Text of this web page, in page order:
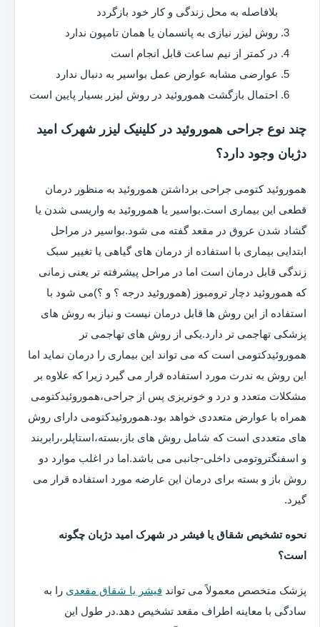
بلافاصله به محل زندگی و کار خود بازگردد
روش لیزر نیازی به پانسمان یا همان تامپون ندارد
در کمتر از نیم ساعت قابل انجام است
عوارضی مشابه عوارض عمل بواسیر به دنبال ندارد
احتمال بازگشت هموروئید در روش لیزر بسیار پایین است
چند نوع جراحی هموروئید در کلینیک لیزر شهرک امید
دژبان وجود دارد؟
هموروئید کتومی جراحی برداشتن هموروئید به منظور درمان
قطعی این بیماری است.بواسیر یا هموروئید به واریسی شدن یا
گشاد شدن عروق در مقعد گفته می شود.بواسیر در مراحل
ابتدایی بیماری با استفاده از درمان های گیاهی یا تغییر سبک
زندگی قابل درمان است اما در مراحل پیشرفته تر یعنی زمانی
که هموروئید دچار ترومبوز (هموروئید درجه ؟ و ؟)می شود با
استفاده از این روش ها قابل درمان نیست و نیاز به روش های
پزشکی تهاجمی تر دارد.یکی از روش های تهاجمی تر
هموروئیدکتومی است که می تواند این بیماری را درمان نماید اما
این روش به ندرت مورد استفاده قرار می گیرد زیرا که علاوه بر
مشکلات متعدد و درد و خونریزی پس از جراحی،هموروئیدکتومی
همراه با عوارض متعددی خواهد بود.هموروئیدکتومی دارای روش
های متعددی است که شامل روش های باز،بسته،استاپلر،رابربند
و اسفنگتروتومی داخلی-جانبی می باشد.اما در اغلب موارد دو
روش باز و بسته برای درمان این عارضه مورد استفاده قرار می
گیرد.
نحوه تشخیص شقاق یا فیشر در شهرک امید دژبان چگونه
است؟
پزشک متخصص معمولاً می تواند فیشر یا شقاق مقعدی را به
سادگی با معاینه اطراف مقعد تشخیص دهد.در طول این